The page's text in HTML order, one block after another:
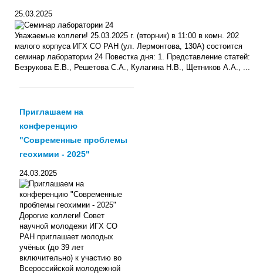
25.03.2025
Уважаемые коллеги! 25.03.2025 г. (вторник) в 11:00 в комн. 202
малого корпуса ИГХ СО РАН (ул. Лермонтова, 130А) состоится
семинар лаборатории 24 Повестка дня: 1. Представление статей:
Безрукова Е.В., Решетова С.А., Кулагина Н.В., Щетников А.А., ...
Приглашаем на
конференцию
"Современные проблемы
геохимии - 2025"
24.03.2025
Дорогие коллеги! Совет
научной молодежи ИГХ СО
РАН приглашает молодых
учёных (до 39 лет
включительно) к участию во
Всероссийской молодежной